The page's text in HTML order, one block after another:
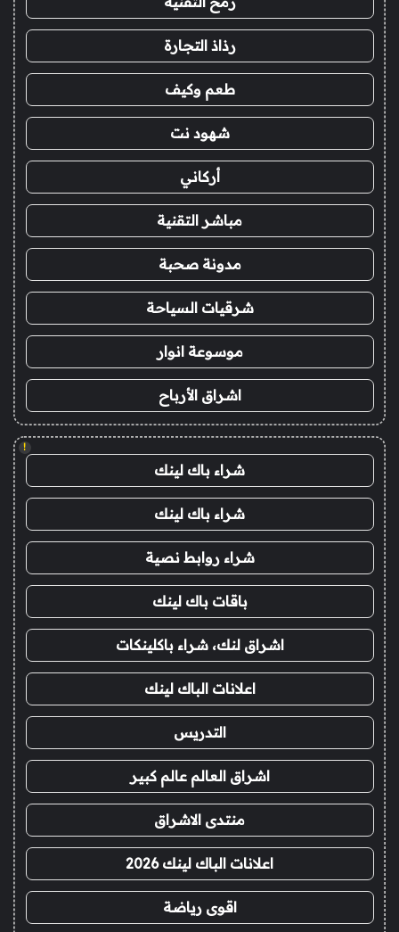
رذاذ التجارة
طعم وكيف
شهود نت
أركاني
مباشر التقنية
مدونة صحبة
شرقيات السياحة
موسوعة انوار
اشراق الأرباح
!
شراء باك لينك
شراء باك لينك
شراء روابط نصية
باقات باك لينك
اشراق لنك، شراء باكلينكات
اعلانات الباك لينك
التدريس
اشراق العالم عالم كبير
منتدى الاشراق
اعلانات الباك لينك 2026
اقوى رياضة